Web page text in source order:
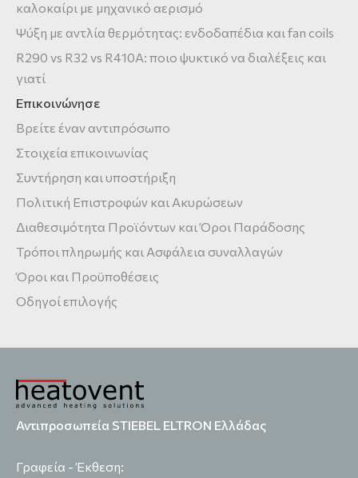
καλοκαίρι με μηχανικό αερισμό
Ψύξη με αντλία θερμότητας: ενδοδαπέδια και fan coils
R290 vs R32 vs R410A: ποιο ψυκτικό να διαλέξεις και
γιατί
Επικοινώνησε
Βρείτε έναν αντιπρόσωπο
Στοιχεία επικοινωνίας
Συντήρηση και υποστήριξη
Πολιτική Επιστροφών και Ακυρώσεων
Διαθεσιμότητα Προϊόντων και Όροι Παράδοσης
Τρόποι πληρωμής και Ασφάλεια συναλλαγών
Όροι και Προϋποθέσεις
Οδηγοί επιλογής
Αντιπροσωπεία STIEBEL ELTRON Ελλάδας
Γραφεία - Έκθεση: